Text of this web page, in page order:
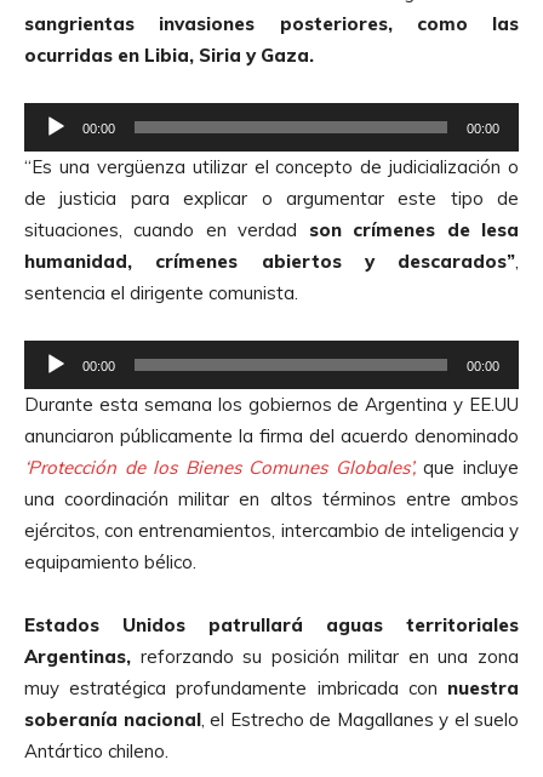
sangrientas invasiones posteriores, como las
ocurridas en Libia, Siria y Gaza.
e
p
r
o
d
u
c
o
r
d
e
A
u
i
o
00:00 00:00
“Es una vergüenza utilizar el concepto de judicialización o
de justicia para explicar o argumentar este tipo de
situaciones, cuando en verdad son crímenes de lesa
humanidad, crímenes abiertos y descarados”
sentencia el dirigente comunista.
e
p
r
o
d
u
c
o
r
d
e
A
00:00 00:00
Durante esta semana los gobiernos de Argentina y EE.UU
anunciaron públicamente la firma del acuerdo denominado
‘Protección de los Bienes Comunes Globales’,que incluye
una coordinación militar en altos términos entre ambos
ejércitos, con entrenamientos, intercambio de inteligencia y
equipamiento bélico.
Estados Unidos patrullará aguas territoriales
Argentinas, reforzando su posición militar en una zona
muy estratégica profundamente imbricada con nuestra
soberanía nacional, el Estrecho de Magallanes y el suelo
Antártico chileno.